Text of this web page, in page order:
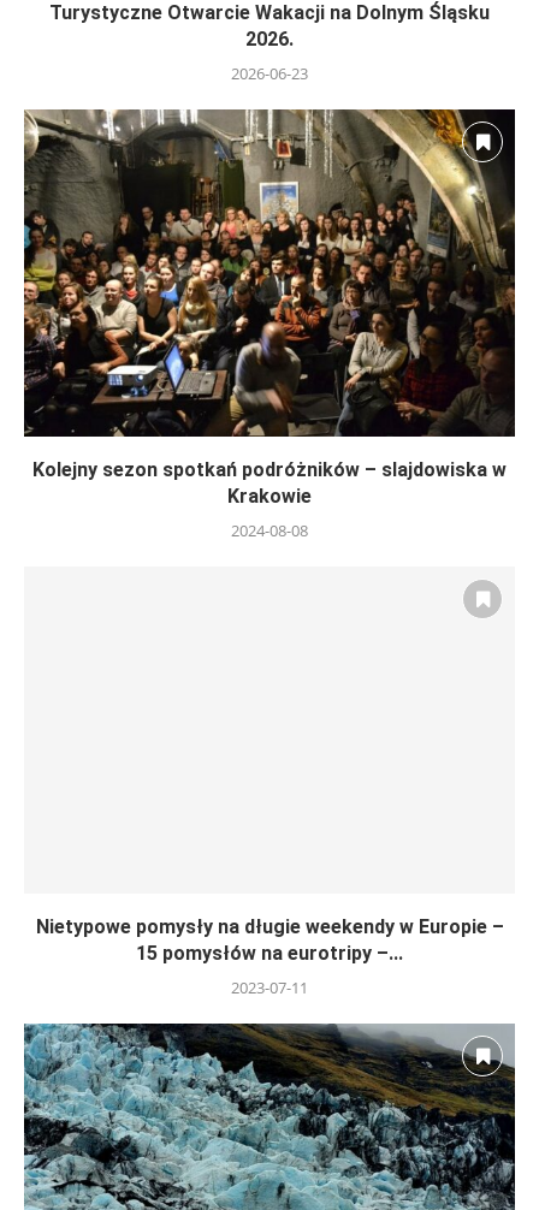
Turystyczne Otwarcie Wakacji na Dolnym Śląsku
2026.
2026-06-23
Kolejny sezon spotkań podróżników – slajdowiska w
Krakowie
2024-08-08
Nietypowe pomysły na długie weekendy w Europie –
15 pomysłów na eurotripy –...
2023-07-11